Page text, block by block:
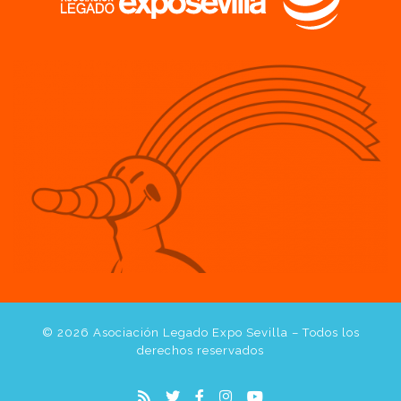
© 2026 Asociación Legado Expo Sevilla – Todos los
derechos reservados